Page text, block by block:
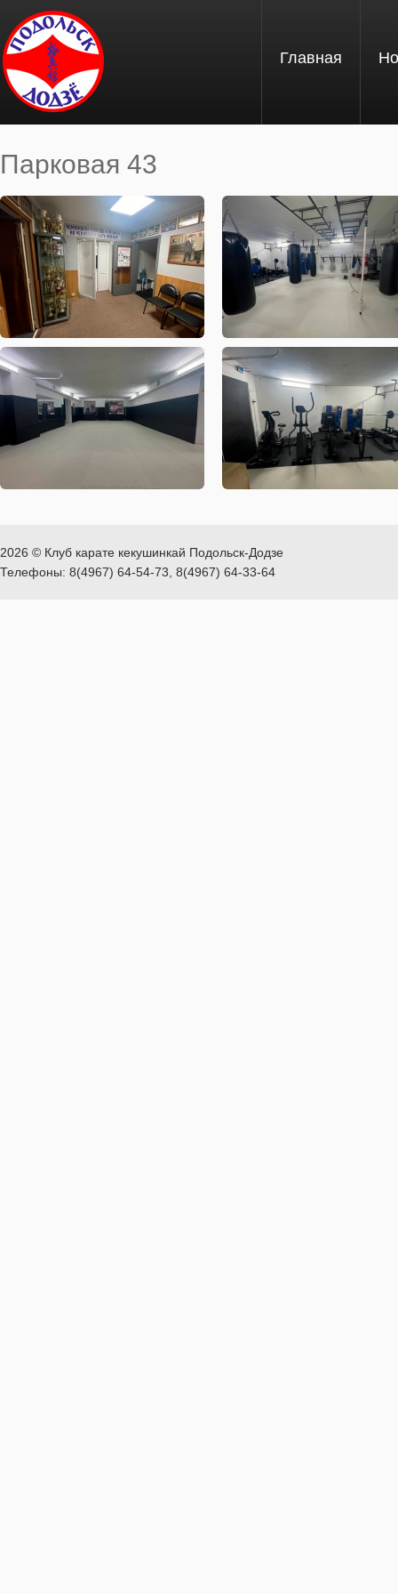
Перейти к основному содержанию
Главная
Парковая 43
Вы здесь
2026 © Клуб карате кекушинкай Подольск-Додзе
Телефоны: 8(4967) 64-54-73, 8(4967) 64-33-64